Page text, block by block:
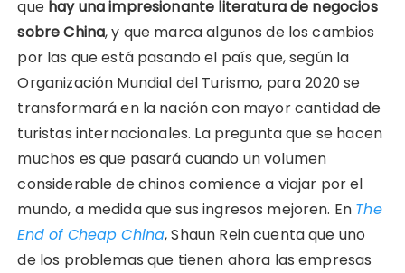
que hay una impresionante literatura de negocios
sobre China, y que marca algunos de los cambios
por las que está pasando el país que, según la
Organización Mundial del Turismo, para 2020 se
transformará en la nación con mayor cantidad de
turistas internacionales. La pregunta que se hacen
muchos es que pasará cuando un volumen
considerable de chinos comience a viajar por el
mundo, a medida que sus ingresos mejoren. En The
End of Cheap China, Shaun Rein cuenta que uno
de los problemas que tienen ahora las empresas